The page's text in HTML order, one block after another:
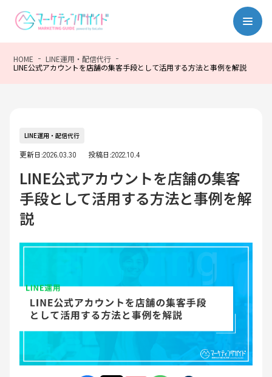
HOME
LINE運用・配信代行
LINE公式アカウントを店舗の集客手段として活用する方法と事例を解説
LINE運用・配信代行
更新日:2026.03.30 投稿日:2022.10.4
LINE公式アカウントを店舗の集客
手段として活用する方法と事例を解
説